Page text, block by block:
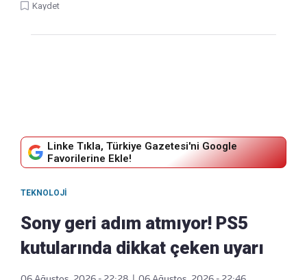
Kaydet
Linke Tıkla, Türkiye Gazetesi'ni Google
Favorilerine Ekle!
TEKNOLOJI
Sony geri adım atmıyor! PS5
kutularında dikkat çeken uyarı